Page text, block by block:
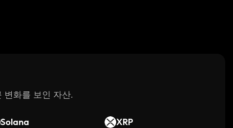
변화를 보인 자산.
Solana
XRP